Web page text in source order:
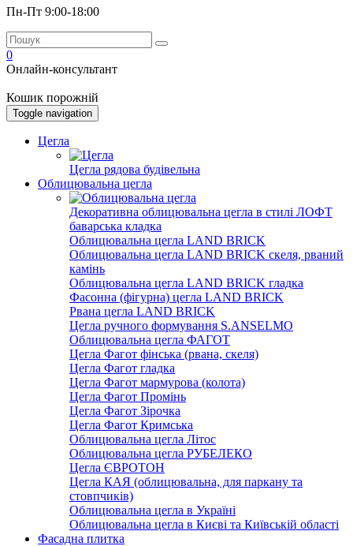
Пн-Пт 9:00-18:00
0
Онлайн-консультант
Кошик порожній
Toggle navigation
Цегла
Цегла рядова будівельна
Облицювальна цегла
Декоративна облицювальна цегла в стилі ЛОФТ
баварська кладка
Облицювальна цегла LAND BRICK
Облицювальна цегла LAND BRICK скеля, рваний
камінь
Облицювальна цегла LAND BRICK гладка
Фасонна (фігурна) цегла LAND BRICK
Рвана цегла LAND BRICK
Цегла ручного формування S.ANSELMO
Облицювальна цегла ФАГОТ
Цегла Фагот фінська (рвана, скеля)
Цегла Фагот гладка
Цегла Фагот мармурова (колота)
Цегла Фагот Промінь
Цегла Фагот Зірочка
Цегла Фагот Кримська
Облицювальна цегла Літос
Облицювальна цегла РУБЕЛЕКО
Цегла ЄВРОТОН
Цегла КАЯ (облицювальна, для паркану та
стовпчиків)
Облицювальна цегла в Україні
Облицювальна цегла в Києві та Київській області
Фасадна плитка